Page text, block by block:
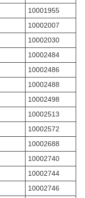
10001955
10002007
10002030
10002484
10002486
10002488
10002498
10002513
10002572
10002688
10002740
10002744
10002746